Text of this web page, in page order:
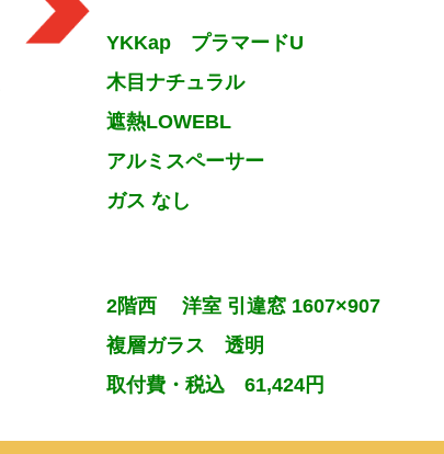
YKKap プラマードU
木目ナチュラル
遮熱LOWEBL
アルミスペーサー
ガス なし
2階西 洋室 引違窓 1607×907
複層ガラス 透明
取付費・税込 61,424円